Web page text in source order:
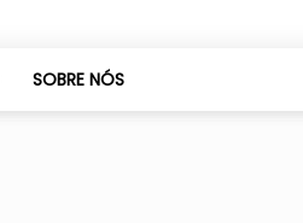
SOBRE NÓS